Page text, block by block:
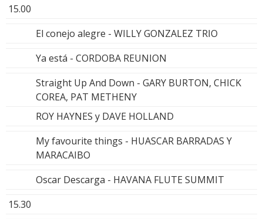
15.00
El conejo alegre - WILLY GONZALEZ TRIO
Ya está - CORDOBA REUNION
Straight Up And Down - GARY BURTON, CHICK
COREA, PAT METHENY
ROY HAYNES y DAVE HOLLAND
My favourite things - HUASCAR BARRADAS Y
MARACAIBO
Oscar Descarga - HAVANA FLUTE SUMMIT
15.30